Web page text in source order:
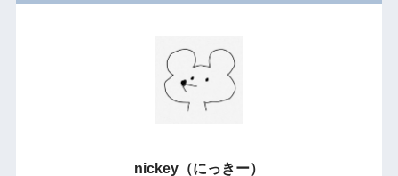
nickey（にっきー）